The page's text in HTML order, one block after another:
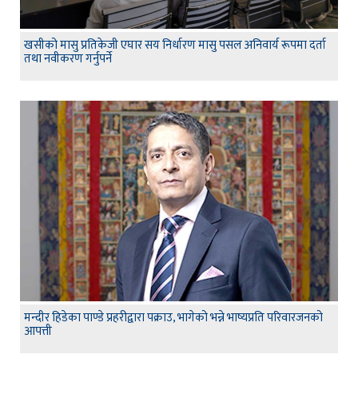
खसीको मासु प्रतिकेजी एघार सय निर्धारण मासु पसल अनिवार्य रूपमा दर्ता
तथा नवीकरण गर्नुपर्ने
मन्दीर हिडेका पाण्डे प्रहरीद्वारा पक्राउ, भागेको भन्ने भाष्यप्रति परिवारजनको
आपत्ती